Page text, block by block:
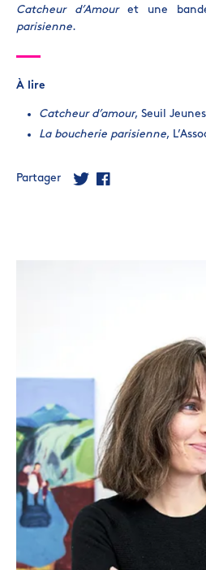
Catcheur d’Amouret une
parisienne.
À lire
Catcheur d’amour, Seuil
La boucherie parisienne,
Partager